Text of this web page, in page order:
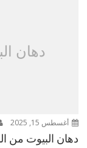
دهان
أغسطس 15, 2025
دهان البيوت من الداخل